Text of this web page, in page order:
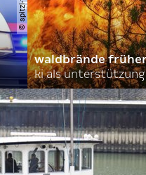
waldbrände
ki als unterstützung